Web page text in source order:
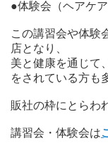
●体験会（ヘアケ
この講習会や体験
店となり、
美と健康を通じて
をされている方も
販社の枠にとらわ
講習会・体験会は